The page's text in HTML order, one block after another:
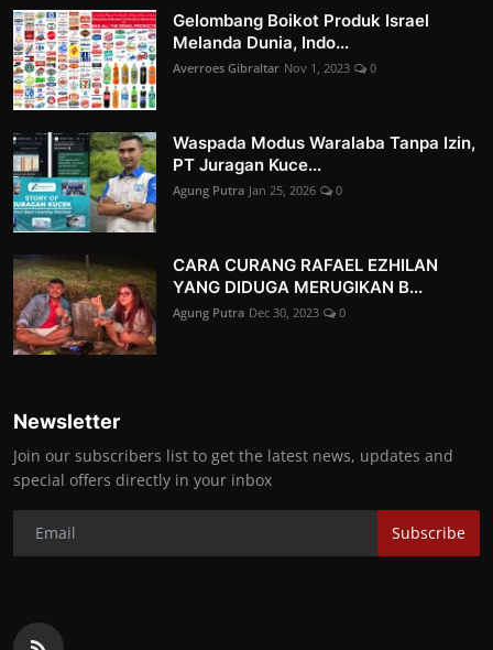
Gelombang Boikot Produk Israel
Melanda Dunia, Indo...
Averroes Gibraltar Nov 1, 2023 0
Waspada Modus Waralaba Tanpa Izin,
PT Juragan Kuce...
Agung Putra Jan 25, 2026 0
CARA CURANG RAFAEL EZHILAN
YANG DIDUGA MERUGIKAN B...
Agung Putra Dec 30, 2023 0
Newsletter
Join our subscribers list to get the latest news, updates and
special offers directly in your inbox
Subscribe